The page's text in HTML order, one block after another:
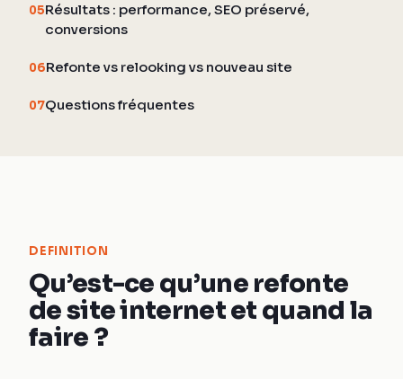
05Résultats : performance, SEO préservé,
conversions
06Refonte vs relooking vs nouveau site
07Questions fréquentes
DEFINITION
Qu’est-ce qu’une refonte
de site internet et quand la
faire ?